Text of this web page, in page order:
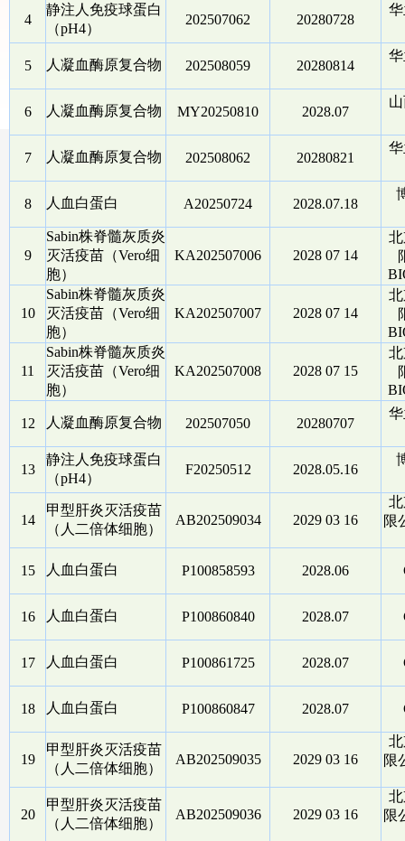
4
静注人免疫球蛋白
（pH4）
202507062 20280728
5 人凝血酶原复合物 202508059 20280814
6 人凝血酶原复合物 MY20250810 2028.07
7 人凝血酶原复合物 202508062 20280821
8 人血白蛋白 A20250724 2028.07.18
9
Sabin株脊髓灰质炎
灭活疫苗（Vero细
胞）
KA202507006 2028 07 14
10
Sabin株脊髓灰质炎
灭活疫苗（Vero细
胞）
KA202507007 2028 07 14
11
Sabin株脊髓灰质炎
灭活疫苗（Vero细
胞）
KA202507008 2028 07 15
12 人凝血酶原复合物 202507050 20280707
13
静注人免疫球蛋白
（pH4）
F20250512 2028.05.16
14
甲型肝炎灭活疫苗
（人二倍体细胞）
AB202509034 2029 03 16
限
15 人血白蛋白 P100858593 2028.06
16 人血白蛋白 P100860840 2028.07
17 人血白蛋白 P100861725 2028.07
18 人血白蛋白 P100860847 2028.07
19
甲型肝炎灭活疫苗
（人二倍体细胞）
AB202509035 2029 03 16
限
20
甲型肝炎灭活疫苗
（人二倍体细胞）
AB202509036 2029 03 16
限